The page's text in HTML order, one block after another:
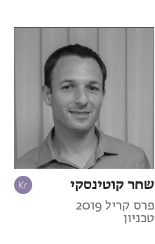
שחר קוטינסקי
פרס קריל 2019
טכניון